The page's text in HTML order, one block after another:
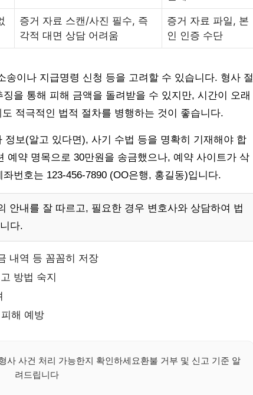
증거 자료 스캔/사진 필수, 즉
각적 대면 상담 어려움
증거 자료 파일, 본
인 인증 수단
송이나 지급명령 신청 등을 고려할 수 있습니다. 형사 절
을 통해 피해 금액을 돌려받을 수 있지만, 시간이 오래
적극적인 법적 절차를 병행하는 것이 좋습니다.
보(알고 있다면), 사기 수법 등을 명확히 기재해야 합
예약 명목으로 30만원을 송금했으나, 예약 사이트가 삭
번호는 123-456-7890 (OO은행, 홍길동)입니다.
안내를 잘 따르고, 필요한 경우 변호사와 상담하여 법
다.
내역 등 꼼꼼히 저장
방법 숙지
해 예방
사 사건 처리 가능한지 확인하세요환불 거부 및 신고 기준 알
려드립니다